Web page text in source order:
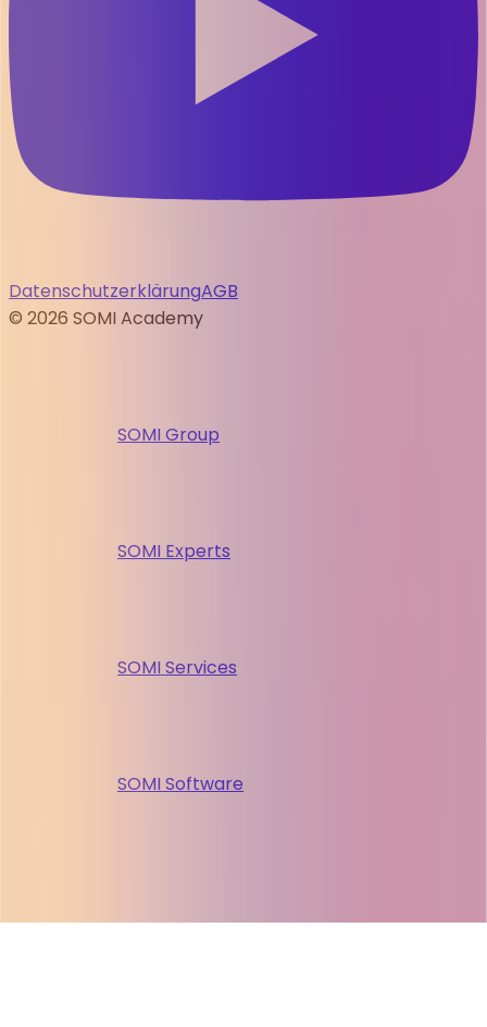
DatenschutzerklärungAGB
© 2026 SOMI Academy
SOMI Group
SOMI Experts
SOMI Services
SOMI Software